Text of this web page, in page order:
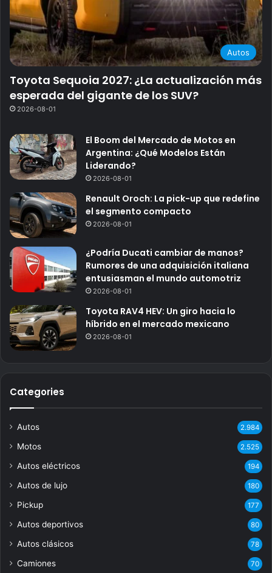
Autos
Toyota Sequoia 2027: ¿La actualización más
esperada del gigante de los SUV?
2026-08-01
El Boom del Mercado de Motos en
Argentina: ¿Qué Modelos Están
Liderando?
2026-08-01
Renault Oroch: La pick-up que redefine
el segmento compacto
2026-08-01
¿Podría Ducati cambiar de manos?
Rumores de una adquisición italiana
entusiasman el mundo automotriz
2026-08-01
Toyota RAV4 HEV: Un giro hacia lo
híbrido en el mercado mexicano
2026-08-01
Categories
Autos 2.984
Motos 2.525
Autos eléctricos 194
Autos de lujo 180
Pickup 177
Autos deportivos 80
Autos clásicos 78
Camiones 70